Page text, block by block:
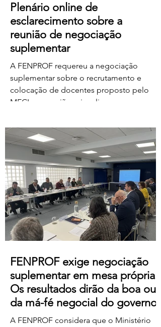
Plenário online de
esclarecimento sobre a
reunião de negociação
suplementar
A FENPROF requereu a negociação
suplementar sobre o recrutamento e
colocação de docentes proposto pelo
MECI e a reunião vai realizar-se na
17 horas. No dia seguinte, a FENPROF
realiza o habitual plenário online de
esclarecimento aos professores e
educadores. Para aceder ao plenário,
basta clicar no link a partir das 17 horas de
sexta-feira, dia 7 de agosto:
https://us06web.zoom.us/j/85736793433
FENPROF exige negociação
suplementar em mesa própria.
Os resultados dirão da boa ou
da má-fé negocial do governo
A FENPROF considera que o Ministério